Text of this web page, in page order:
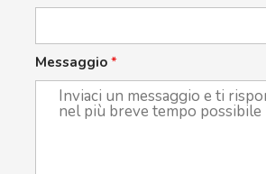
Messaggio *